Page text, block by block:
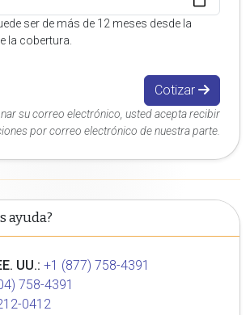
ser de más de 12 meses desde la
la cobertura.
Cotizar
su correo electrónico, usted acepta recibir
por correo electrónico de nuestra parte.
ayuda?
UU.: +1 (877) 758-4391
758-4391
0412